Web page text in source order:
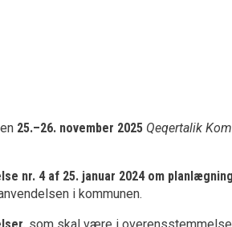
25.–26. november 2025 Qeqertalik
nr. 4 af 25. januar 2024 om
i kommunen.